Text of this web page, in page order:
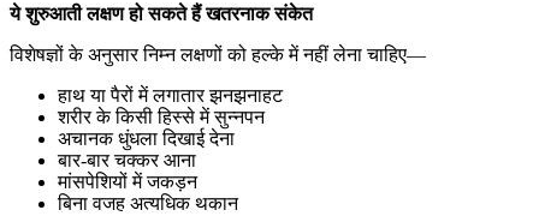
ये शुरुआती लक्षण हो सकते हैं खतरनाक संकेत
विशेषज्ञों के अनुसार निम्न लक्षणों को हल्के में नहीं लेना चाहिए—
हाथ या पैरों में लगातार झनझनाहट
शरीर के किसी हिस्से में सुन्नपन
अचानक धुंधला दिखाई देना
बार-बार चक्कर आना
मांसपेशियों में जकड़न
बिना वजह अत्यधिक थकान